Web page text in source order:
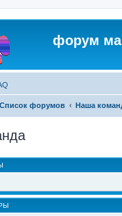
форум
Список форумов Наша